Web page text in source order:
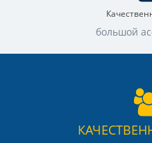
большой